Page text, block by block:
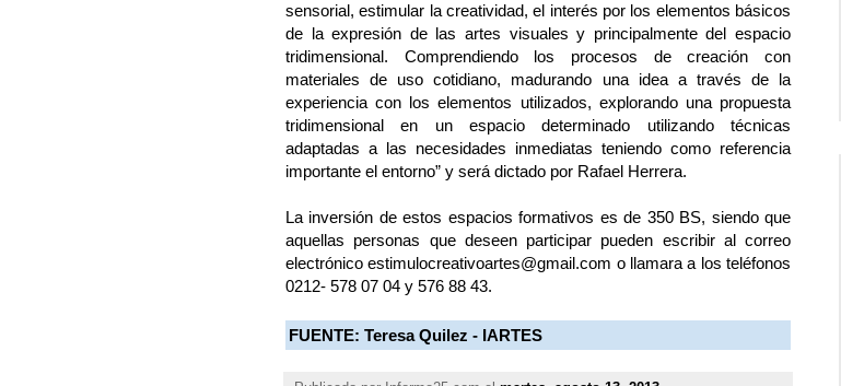
sensorial, estimular la creatividad, el interés por los elementos básicos
de la expresión de las artes visuales y principalmente del espacio
tridimensional. Comprendiendo los procesos de creación con
materiales de uso cotidiano, madurando una idea a través de la
experiencia con los elementos utilizados, explorando una propuesta
tridimensional en un espacio determinado utilizando técnicas
adaptadas a las necesidades inmediatas teniendo como referencia
importante el entorno” y será dictado por Rafael Herrera.
La inversión de estos espacios formativos es de 350 BS, siendo que
aquellas personas que deseen participar pueden escribir al correo
electrónico estimulocreativoartes@gmail.com o llamara a los teléfonos
0212- 578 07 04 y 576 88 43.
FUENTE: Teresa Quilez - IARTES